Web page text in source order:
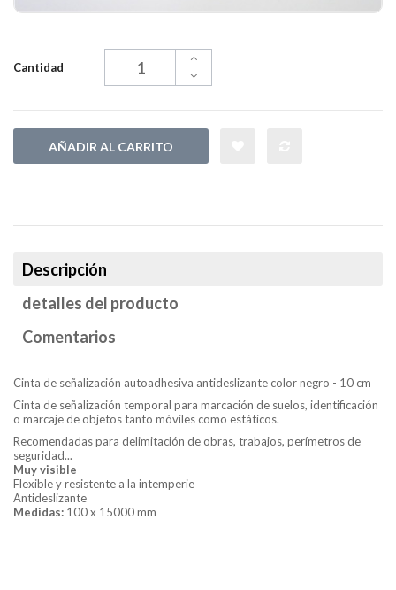
Cantidad
AÑADIR AL CARRITO
Descripción
detalles del producto
Comentarios
Cinta de señalización autoadhesiva antideslizante color negro - 10 cm
Cinta de señalización temporal para marcación de suelos, identificación
o marcaje de objetos tanto móviles como estáticos.
Recomendadas para delimitación de obras, trabajos, perímetros de
seguridad...
Muy visible
Flexible y resistente a la intemperie
Antideslizante
Medidas: 100x 15000 mm